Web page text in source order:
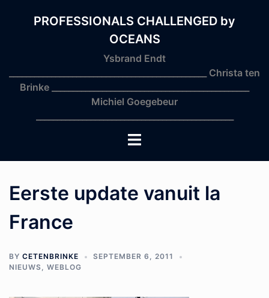
PROFESSIONALS CHALLENGED by
OCEANS
Ysbrand Endt
_______________________________________________ Christa ten
Brinke _______________________________________________
Michiel Goegebeur
Toggle
menu
Eerste update vanuit la
France
BY CETENBRINKE
SEPTEMBER 6, 2011
NIEUWS, WEBLOG